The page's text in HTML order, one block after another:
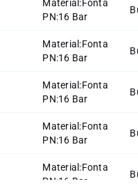
Material:Fonta
PN:16 Bar
Material:Fonta
PN:16 Bar
Material:Fonta
PN:16 Bar
Material:Fonta
PN:16 Bar
Material:Fonta
PN:16 Bar